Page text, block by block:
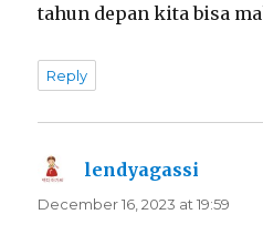
tahun depan kita bisa
Reply
lendyagassi
December 16, 2023 at 19:59